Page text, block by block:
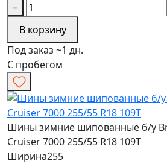
−
В корзину
Под заказ ~1 дн.
С пробегом
Шины зимние шипованные б/у
Cruiser 7000 255/55 R18 109T
Ширина255